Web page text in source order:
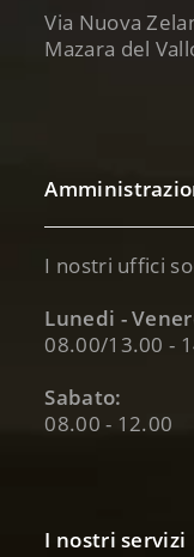
Via Nuova
Mazara del
I nostri uffici
Lunedi -
08.00/13.00 -
Sabato:
08.00 - 12.00
I nostri servizi